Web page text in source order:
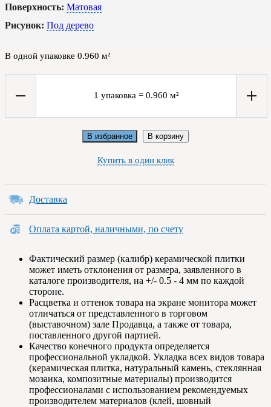
Поверхность: Матовая
Рисунок: Под дерево
В одной упаковке 0.960 м²
1 упаковка = 0.960 м²
В избранное В корзину
Купить в один клик
Доставка
Оплата картой, наличными, по счету
Фактический размер (калибр) керамической плитки
может иметь отклонения от размера, заявленного в
каталоге производителя, на +/- 0.5 - 4 мм по каждой
стороне.
Расцветка и оттенок товара на экране монитора может
отличаться от представленного в торговом
(выставочном) зале Продавца, а также от товара,
поставленного другой партией.
Качество конечного продукта определяется
профессиональной укладкой. Укладка всех видов товара
(керамическая плитка, натуральный камень, стеклянная
мозаика, композитные материалы) производится
профессионалами с использованием рекомендуемых
производителем материалов (клей, шовный